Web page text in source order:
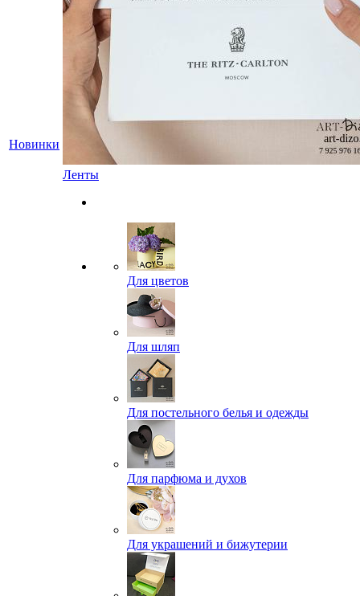
Новинки
Ленты
Для цветов
Для шляп
Для постельного белья и одежды
Для парфюма и духов
Для украшений и бижутерии